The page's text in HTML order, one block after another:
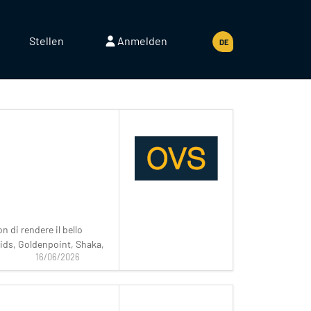
Stellen Anmelden DE
di rendere il bello
Goldenpoint, Shaka,
16/06/2026